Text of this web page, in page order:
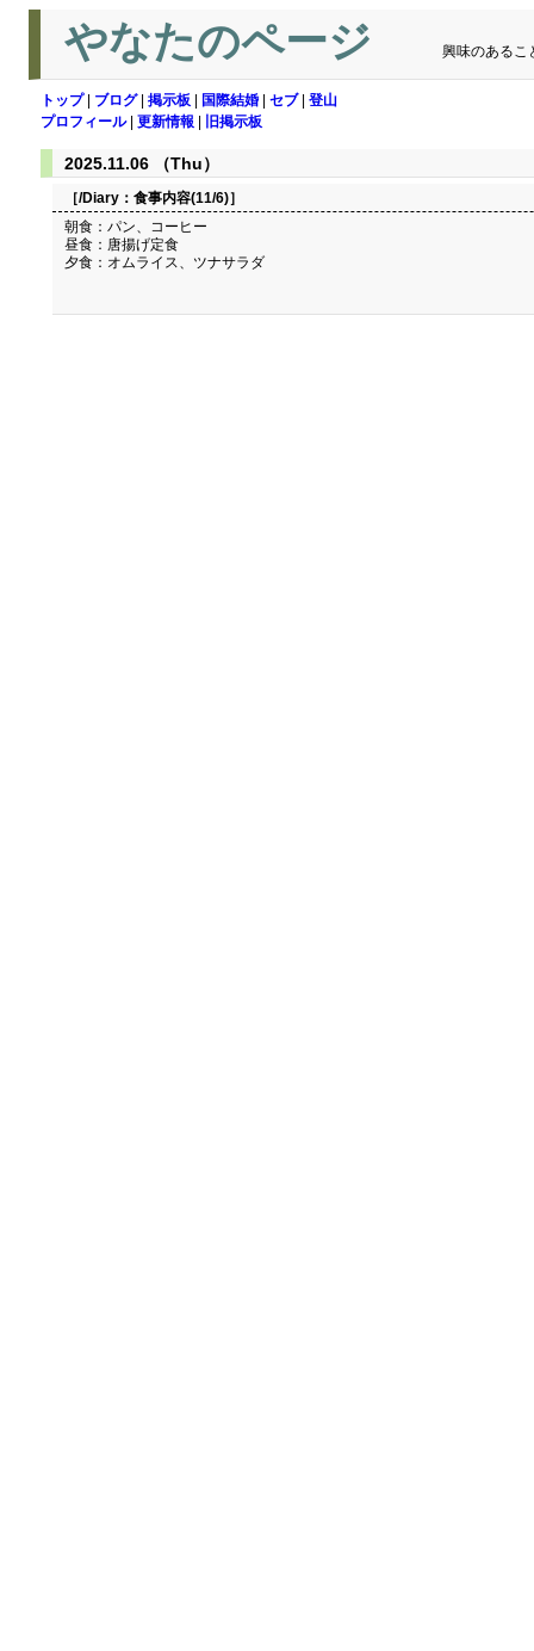
やなたのページ 興味のあるこ
トップ| ブログ| 掲示板 国際結婚 セブ| 登山
プロフィール| 更新情報 旧掲示板
2025.11.06 （Thu）
［/Diary： 食事内容(11/6)］
朝食：パン、コーヒー
昼食：唐揚げ定食
夕食：オムライス、ツナサラダ